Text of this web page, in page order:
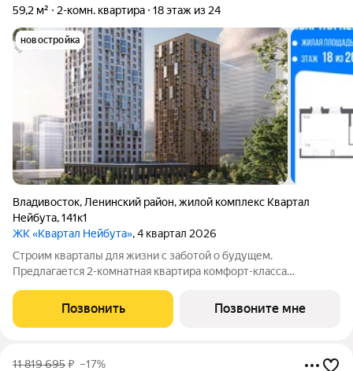
59,2 м²
2-комн. квартира 18 этаж из 24
новостройка
Владивосток, Ленинский район,жилой комплекс Квартал
Нейбута,141к1
ЖК «Квартал Нейбута», 4 квартал 2026
Строим кварталы для жизни с заботой о будущем.
Предлагается 2-комнатная квартира комфорт-класса
на 18-м этаже, в жилом комплексе "Квартал
Нейбута".Выбирайте свое место для счастливой жизни:
Позвонить Позвоните мне
11 819 695₽ –17%